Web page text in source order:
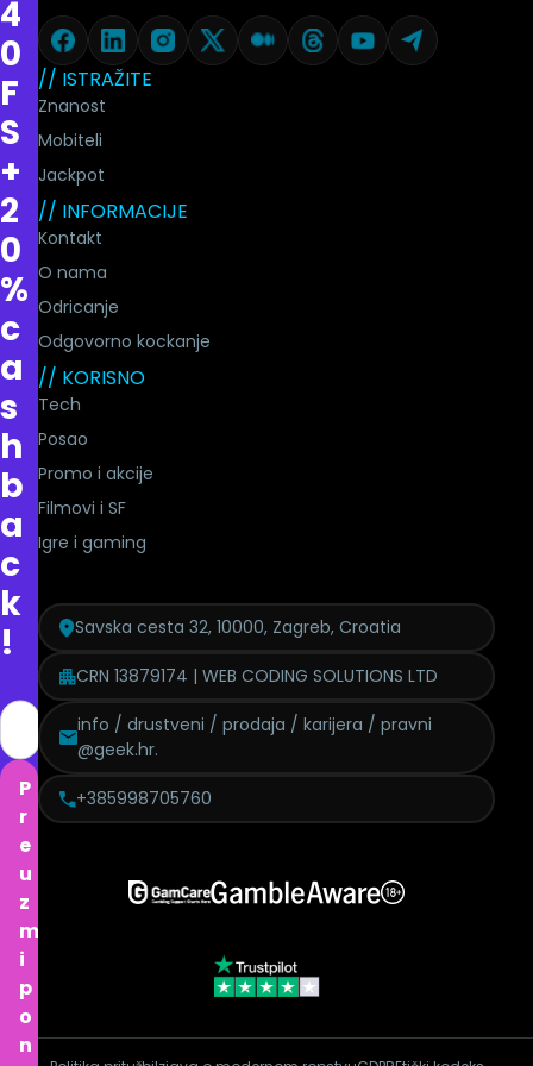
4
0
F
S
+
2
0
%
c
a
s
h
b
a
c
k
!
P
r
e
u
z
m
i
p
o
n
// ISTRAŽITE
Znanost
Mobiteli
Jackpot
// INFORMACIJE
Kontakt
O nama
Odricanje
Odgovorno kockanje
// KORISNO
Tech
Posao
Promo i akcije
Filmovi i SF
Igre i gaming
Savska cesta 32, 10000, Zagreb, Croatia
CRN 13879174 | WEB CODING SOLUTIONS LTD
info / drustveni / prodaja / karijera / pravni
@geek.hr.
+385998705760